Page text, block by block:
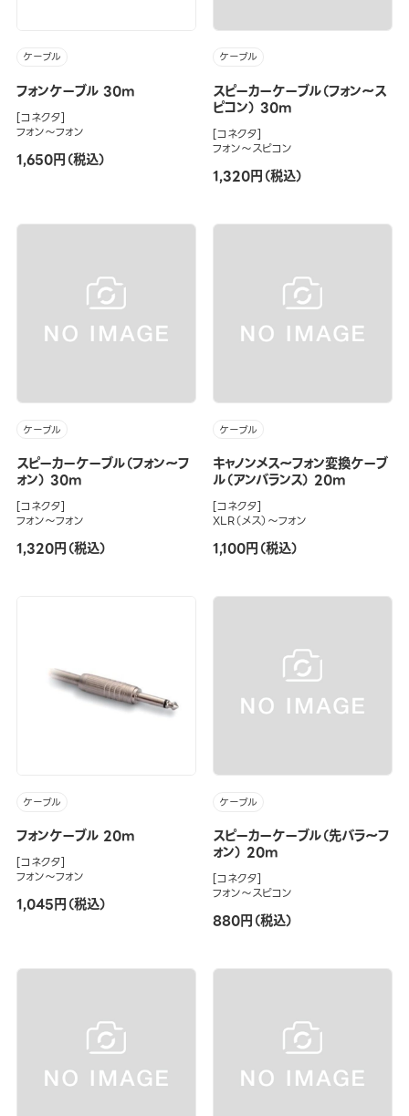
ケーブル
フォンケーブル 30m
[コネクタ]
フォン～フォン
1,650円（税込）
ケーブル
スピーカーケーブル（フォン～ス
ピコン） 30m
[コネクタ]
フォン～スピコン
1,320円（税込）
ケーブル
スピーカーケーブル（フォン～フ
ォン） 30m
[コネクタ]
フォン～フォン
1,320円（税込）
ケーブル
キャノンメス～フォン変換ケーブ
ル（アンバランス） 20m
[コネクタ]
XLR（メス）～フォン
1,100円（税込）
ケーブル
フォンケーブル 20m
[コネクタ]
フォン～フォン
1,045円（税込）
ケーブル
スピーカーケーブル（先バラ～フ
ォン） 20m
[コネクタ]
フォン～スピコン
880円（税込）